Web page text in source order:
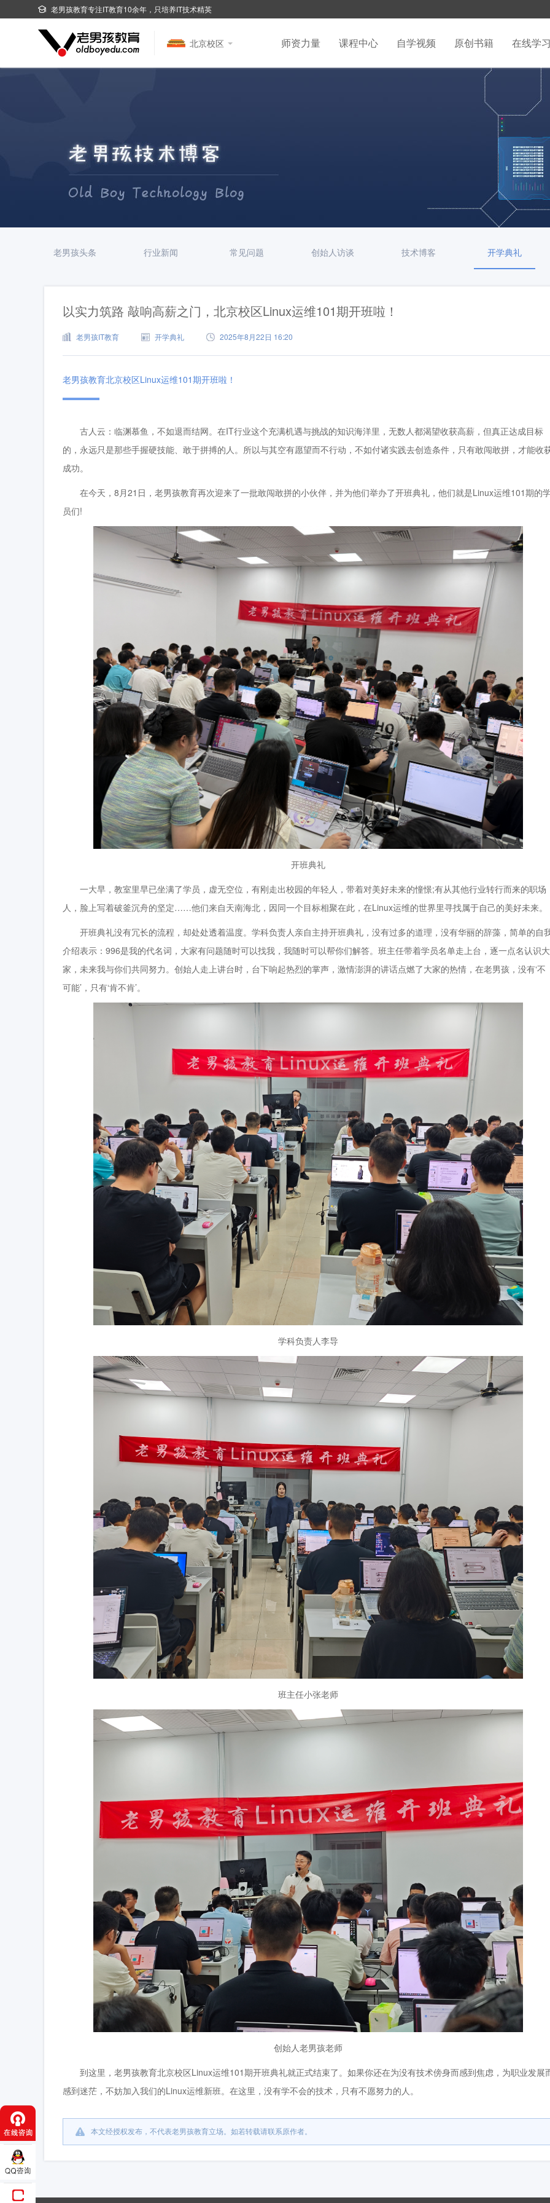
老男孩教育专注IT教育10余年，只培养IT技术精英
北京校区 师资力量 课程中心 自学视频 原创书籍 在线学
老男孩头条 行业新闻 常见问题 创始人访谈 技术博客 开学典礼
以实力筑路 敲响高薪之门，北京校区Linux运维101期开班啦！
老男孩IT教育 开学典礼 2025年8月22日 16:20
老男孩教育北京校区Linux运维101期开班啦！
古人云：临渊慕鱼，不如退而结网。在IT行业这个充满机遇与挑战的知识海洋里，无数人都渴望收获高薪，但真正达成目标
的，永远只是那些手握硬技能、敢于拼搏的人。所以与其空有愿望而不行动，不如付诸实践去创造条件，只有敢闯敢拼，才能收
成功。
在今天，8月21日，老男孩教育再次迎来了一批敢闯敢拼的小伙伴，并为他们举办了开班典礼，他们就是Linux运维101期的
员们!
开班典礼
一大早，教室里早已坐满了学员，虚无空位，有刚走出校园的年轻人，带着对美好未来的憧憬;有从其他行业转行而来的职场
人，脸上写着破釜沉舟的坚定……他们来自天南海北，因同一个目标相聚在此，在Linux运维的世界里寻找属于自己的美好未来。
开班典礼没有冗长的流程，却处处透着温度。学科负责人亲自主持开班典礼，没有过多的道理，没有华丽的辞藻，简单的自
介绍表示：996是我的代名词，大家有问题随时可以找我，我随时可以帮你们解答。班主任带着学员名单走上台，逐一点名认识大
家，未来我与你们共同努力。创始人走上讲台时，台下响起热烈的掌声，激情澎湃的讲话点燃了大家的热情，在老男孩，没有‘不
可能’，只有‘肯不肯’。
学科负责人李导
班主任小张老师
创始人老男孩老师
到这里，老男孩教育北京校区Linux运维101期开班典礼就正式结束了。如果你还在为没有技术傍身而感到焦虑，为职业发展
感到迷茫，不妨加入我们的Linux运维新班。在这里，没有学不会的技术，只有不愿努力的人。
本文经授权发布，不代表老男孩教育立场。如若转载请联系原作者。